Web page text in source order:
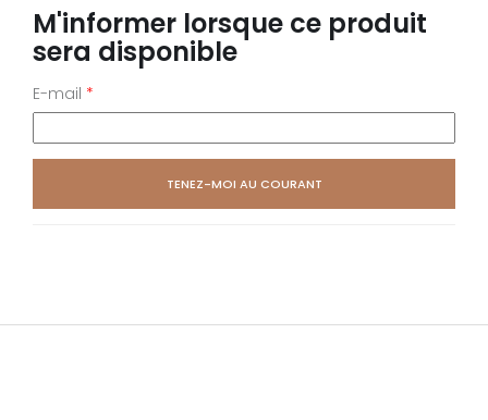
M'informer lorsque ce produit
sera disponible
E-mail *
M'informer lorsque ce produit
disponible
E-mail *